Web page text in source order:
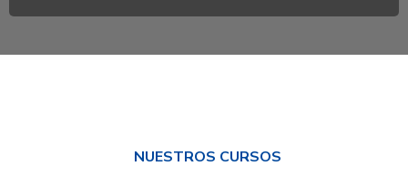
NUESTROS CURSOS